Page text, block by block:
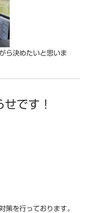
ら決めたいと思いま
です！
策を行っております。